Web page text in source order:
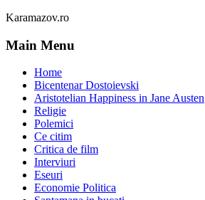
Karamazov.ro
Main Menu
Home
Bicentenar Dostoievski
Aristotelian Happiness in Jane Austen
Religie
Polemici
Ce citim
Critica de film
Interviuri
Eseuri
Economie Politica